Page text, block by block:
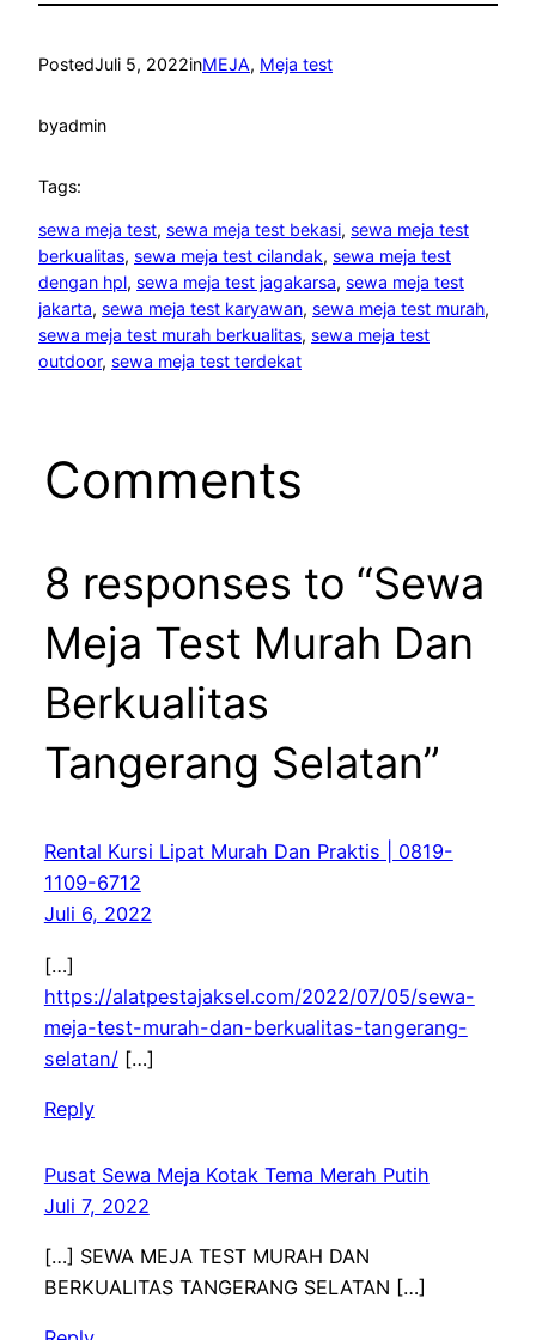
PostedJuli 5, 2022inMEJA, Meja test
byadmin
Tags:
sewa meja test, sewa meja test bekasi, sewa meja test
berkualitas, sewa meja test cilandak, sewa meja test
dengan hpl, sewa meja test jagakarsa, sewa meja test
jakarta, sewa meja test karyawan, sewa meja test murah
sewa meja test murah berkualitas, sewa meja test
outdoor, sewa meja test terdekat
Comments
8 responses to “Sewa
Meja Test Murah Dan
Berkualitas
Tangerang Selatan”
Rental Kursi Lipat Murah Dan Praktis | 0819-
1109-6712
Juli 6, 2022
[…]
https://alatpestajaksel.com/2022/07/05/sewa-
meja-test-murah-dan-berkualitas-tangerang-
selatan/[…]
Reply
Pusat Sewa Meja Kotak Tema Merah Putih
Juli 7, 2022
[…] SEWA MEJA TEST MURAH DAN
BERKUALITAS TANGERANG SELATAN […]